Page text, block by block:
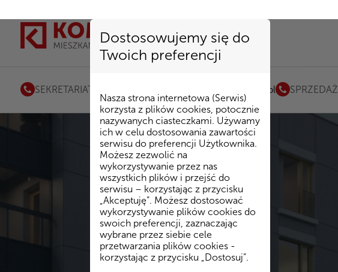
Dostosowujemy się do
Twoich preferencji
Nasza strona internetowa (Serwis)
korzysta z plików cookies, potocznie
nazywanych ciasteczkami. Używamy
ich w celu dostosowania zawartości
serwisu do preferencji Użytkownika.
Możesz zezwolić na
wykorzystywanie przez nas
wszystkich plików i przejść do
serwisu – korzystając z przycisku
„Akceptuję”. Możesz dostosować
wykorzystywanie plików cookies do
swoich preferencji, zaznaczając
wybrane przez siebie cele
przetwarzania plików cookies -
korzystając z przycisku „Dostosuj”.
SEKRETARIAT kombinat@kombinatbud.pl